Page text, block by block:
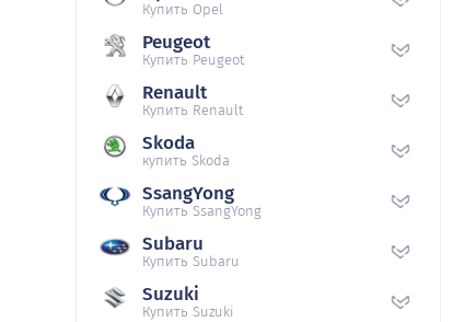
Купить Opel
Peugeot
Купить Peugeot
Renault
Купить Renault
Skoda
купить Skoda
SsangYong
Купить SsangYong
Subaru
Купить Subaru
Suzuki
Купить Suzuki